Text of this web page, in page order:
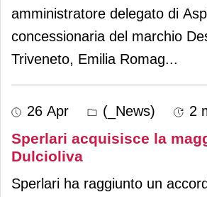
amministratore delegato di
concessionaria del marchio
Triveneto, Emilia Romag...
26 Apr (_News) 2
Sperlari acquisisce la
Dulcioliva
Sperlari ha raggiunto un